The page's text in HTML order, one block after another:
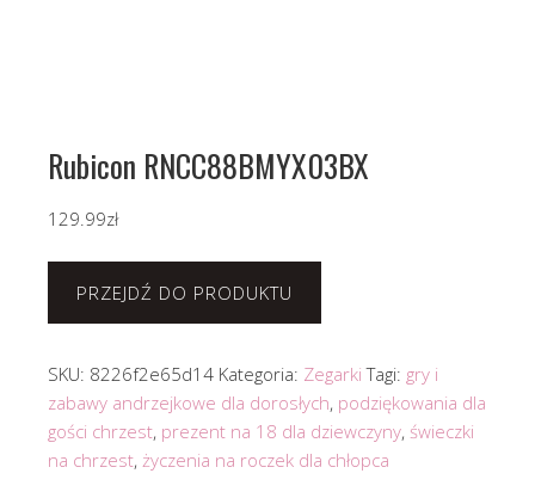
Rubicon RNCC88BMYX03BX
129.99zł
PRZEJDŹ DO PRODUKTU
SKU: 8226f2e65d14 Kategoria: Zegarki Tagi: gry i
zabawy andrzejkowe dla dorosłych, podziękowania dla
gości chrzest, prezent na 18 dla dziewczyny, świeczki
na chrzest, życzenia na roczek dla chłopca